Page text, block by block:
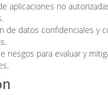
aplicaciones no
de datos confidenciales y
riesgos para evaluar y